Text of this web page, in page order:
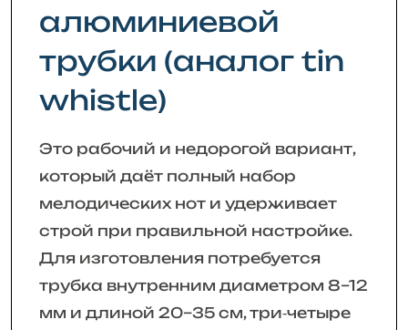
алюминиевой
трубки (аналог tin
whistle)
Это рабочий и недорогой вариант,
который даёт полный набор
мелодических нот и удерживает
строй при правильной настройке.
Для изготовления потребуется
трубка внутренним диаметром 8–12
мм и длиной 20–35 см, три‑четыре